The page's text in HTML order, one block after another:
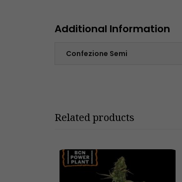
Additional Information
Confezione Semi
Related products